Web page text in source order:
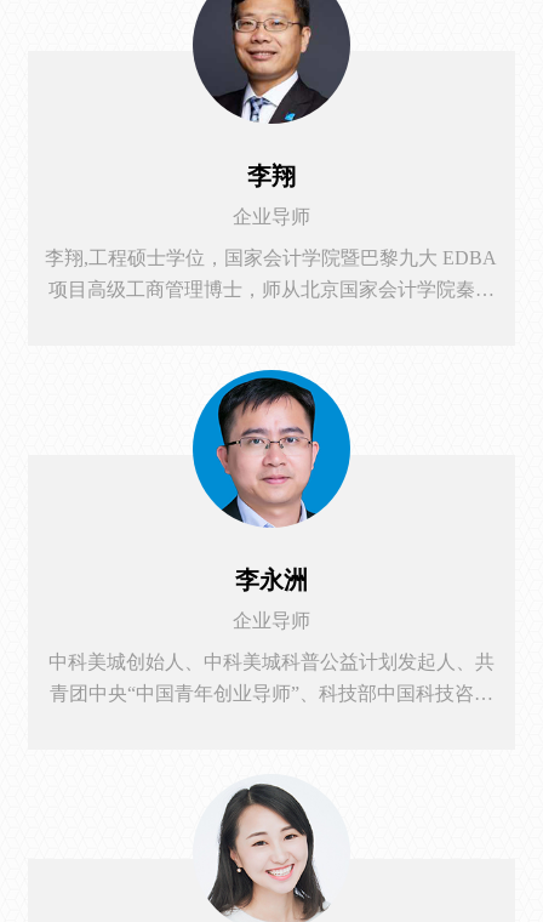
总裁、总经理等工作，具有丰富的管理实践经历和深
度系统的商业总结及思考。2021年开始聚焦以跨境电
商为代表的新数字贸易领域，为企业提供组织和人才
管理咨询、辅导和投资工作，致力于辅助商业个体和
李翔
企业导师
李翔,工程硕士学位，国家会计学院暨巴黎九大 EDBA
项目高级工商管理博士，师从北京国家会计学院秦荣
职教授、湖南大学工商管理学院兼职讲师、中南财经
政法大学硕士兼职导师。北京评估师协会行业发展战
略委员会委员；英国皇家测量师协会（RICS）执业会
员，中国区面试官；国际企业价值评估分析师协会
（美国...
李永洲
企业导师
中科美城创始人、中科美城科普公益计划发起人、共
青团中央“中国青年创业导师”、科技部中国科技咨询
断、战略规划、顶层架构设计、投融资布局等，是多
家大型企业及产业地产商的特聘顾问。作为多家科技
企业的顾问，指导并孵化多家成长型企业;在高校为大
学生授课--创新创业通识必修课，理论讲授与案...